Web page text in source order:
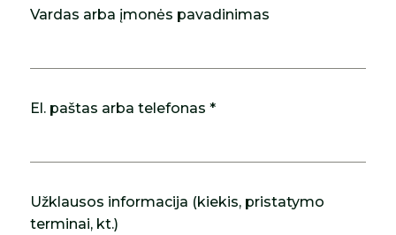
Vardas arba įmonės pavadinimas
El. paštas arba telefonas *
Užklausos informacija (kiekis, pristatymo
terminai, kt.)